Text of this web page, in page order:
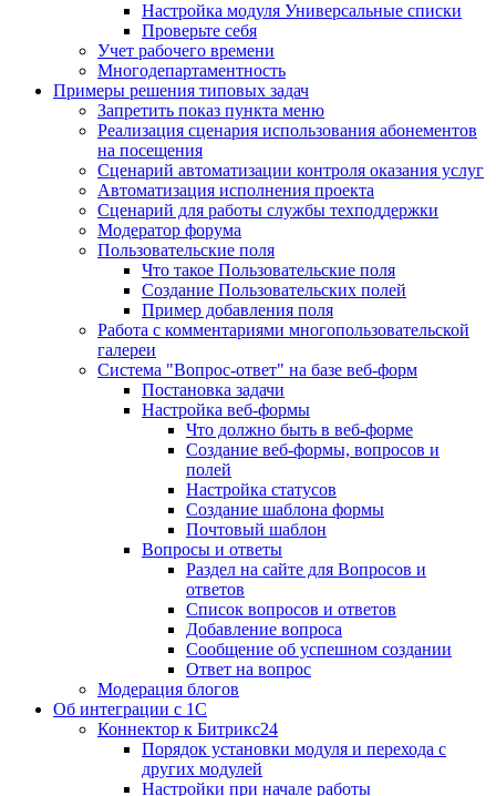
Настройка модуля Универсальные списки
Проверьте себя
Учет рабочего времени
Многодепартаментность
Примеры решения типовых задач
Запретить показ пункта меню
Реализация сценария использования абонементов
на посещения
Сценарий автоматизации контроля оказания услуг
Автоматизация исполнения проекта
Сценарий для работы службы техподдержки
Модератор форума
Пользовательские поля
Что такое Пользовательские поля
Создание Пользовательских полей
Пример добавления поля
Работа с комментариями многопользовательской
галереи
Система "Вопрос-ответ" на базе веб-форм
Постановка задачи
Настройка веб-формы
Что должно быть в веб-форме
Создание веб-формы, вопросов и
полей
Настройка статусов
Создание шаблона формы
Почтовый шаблон
Вопросы и ответы
Раздел на сайте для Вопросов и
ответов
Список вопросов и ответов
Добавление вопроса
Сообщение об успешном создании
Ответ на вопрос
Модерация блогов
Об интеграции с 1С
Коннектор к Битрикс24
Порядок установки модуля и перехода с
других модулей
Настройки при начале работы